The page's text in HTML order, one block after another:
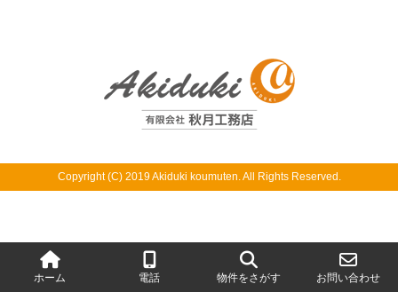
Copyright (C) 2019 Akiduki koumuten. All Rights Reserved.
ホーム 電話 物件をさがす お問い合わせ